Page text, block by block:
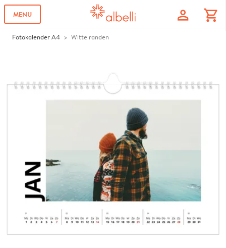
MENU profile shopping_cart
Fotokalender A4 Witte randen